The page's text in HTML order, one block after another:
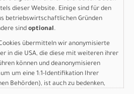
CDC,122T
Brose Isis, 165mm, Bcd 104mm
w/ grip tape & reflectors
Flat Protection Reflect, 650b X
stem
dieser Website. Einige sind für den
betriebswirtschaftlichen Gründen
sind optional.
übermitteln wir anonymisierte
in die USA, die diese mit weiteren ihrer
können und deanonymisieren
um eine 1:1-Identifikation Ihrer
Behörden), ist auch zu bedenken,